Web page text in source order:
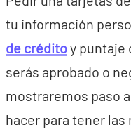
tu información
de créditoy puntaje
serás aprobado o
mostraremos paso
hacer para tener